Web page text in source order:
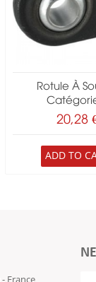
Rotule À
20,28
ADD TO